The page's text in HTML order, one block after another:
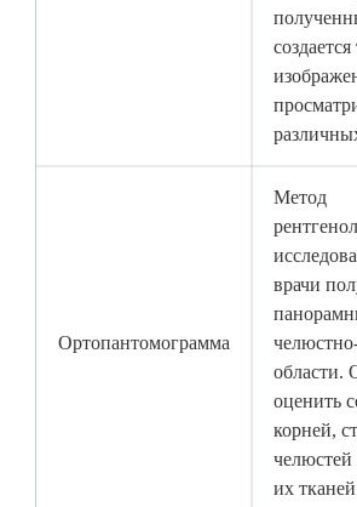
Ортопантомограмма
Метод
врачи
области.
оценить
корней,
их